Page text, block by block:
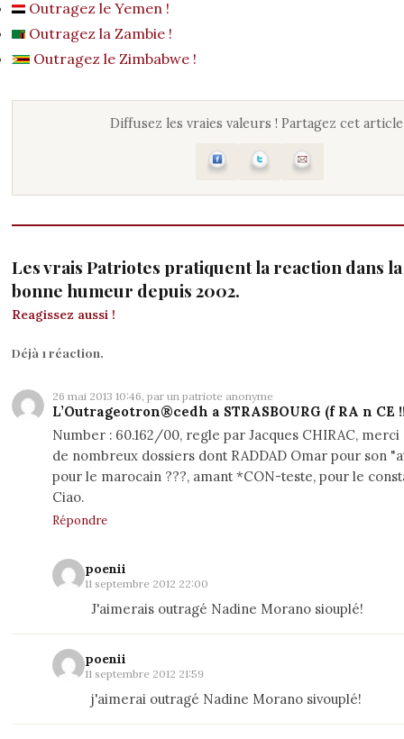
Outragez le Yemen !
Outragez la Zambie !
Outragez le Zimbabwe !
Diffusez les vraies valeurs ! Partagez cet
Les vrais Patriotes pratiquent la reaction dans
bonne humeur depuis 2002.
Reagissez aussi !
Déjà 1 réaction.
26 mai 2013 10:46, par un patriote anonyme
L’Outrageotron®cedh a STRASBOURG (f RA n CE
Number : 60.162/00, regle par Jacques CHIRAC,
de nombreux dossiers dont RADDAD Omar pour son
pour le marocain ???, amant *CON-teste, pour le
Ciao.
Répondre
poenii
11 septembre 2012 22:00
J'aimerais outragé Nadine Morano siouplé!
poenii
11 septembre 2012 21:59
j'aimerai outragé Nadine Morano sivouplé!